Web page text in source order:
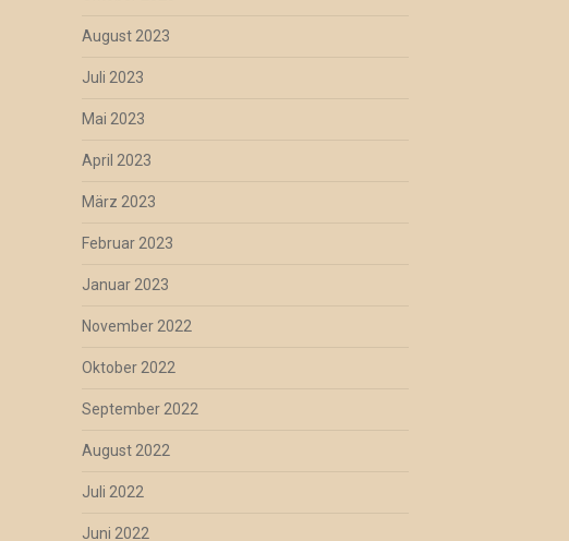
August 2023
Juli 2023
Mai 2023
April 2023
März 2023
Februar 2023
Januar 2023
November 2022
Oktober 2022
September 2022
August 2022
Juli 2022
Juni 2022